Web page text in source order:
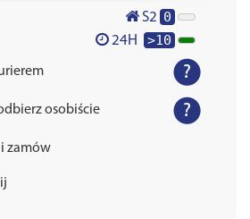
S2 0
24H >10
osobiście
zamów